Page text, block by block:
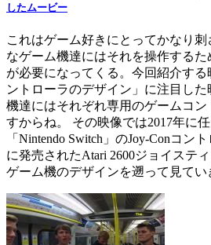
したムービー
これはゲーム好きにとってかなり
なゲーム機達にはそれを操作するた
が必要になってくる。今回紹介す
ントローラのデザイン」に注目し
機達にはそれぞれ専用のゲームコン
すからね。 その映像では2017年に
「Nintendo Switch」のJoy-Conコン
に発売されたAtari 2600ジョイステ
ゲーム機のデザインを遡って見てい